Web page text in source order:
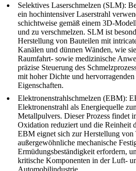
Selektives Laserschmelzen (SLM):
ein hochintensiver Laserstrahl
schichtweise gemäß einem 3D-
und zu verschmelzen. SLM ist
Herstellung von Bauteilen mit
Kanälen und dünnen Wänden, wie
Raumfahrt- sowie medizinische
präzise Steuerung des
mit hoher Dichte und hervorragenden
Eigenschaften.
Elektronenstrahlschmelzen (EBM):
Elektronenstrahl als Energiequelle
Metallpulvers. Dieser Prozess findet
Oxidation reduziert und die Reinheit
EBM eignet sich zur Herstellung von
außergewöhnliche mechanische
Ermüdungsbeständigkeit erfordern,
kritische Komponenten in der Luft-
Automobilindustrie.